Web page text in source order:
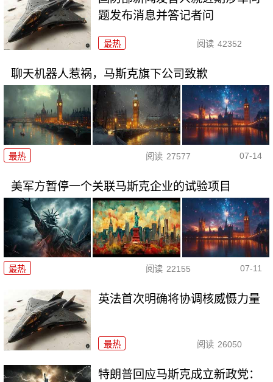
题发布消息并答记者问
最热 阅读 42352
聊天机器人惹祸，马斯克旗下公司致歉
最热 阅读 27577 07-14
美军方暂停一个关联马斯克企业的试验项目
最热 阅读 22155 07-11
英法首次明确将协调核威慑力量
最热 阅读 26050
特朗普回应马斯克成立新政党：